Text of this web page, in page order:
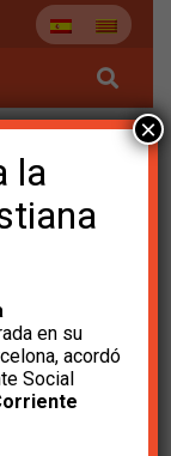
la
en su
​​acordó
Social
×